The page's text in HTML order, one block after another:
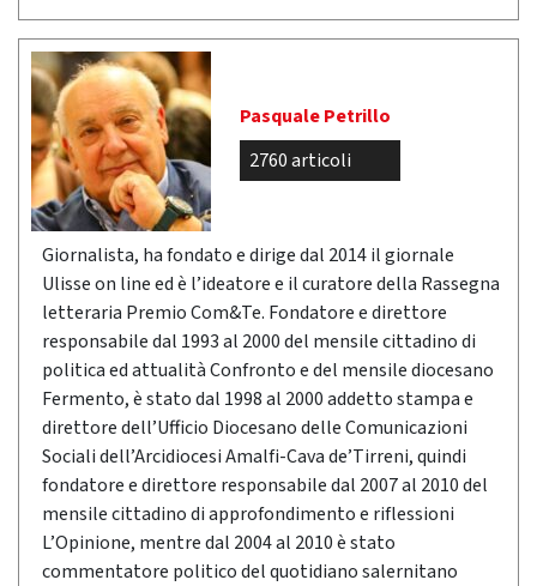
Pasquale Petrillo
2760 articoli
Giornalista, ha fondato e dirige dal 2014 il giornale
Ulisse on line ed è l’ideatore e il curatore della Rassegna
letteraria Premio Com&Te. Fondatore e direttore
responsabile dal 1993 al 2000 del mensile cittadino di
politica ed attualità Confronto e del mensile diocesano
Fermento, è stato dal 1998 al 2000 addetto stampa e
direttore dell’Ufficio Diocesano delle Comunicazioni
Sociali dell’Arcidiocesi Amalfi-Cava de’Tirreni, quindi
fondatore e direttore responsabile dal 2007 al 2010 del
mensile cittadino di approfondimento e riflessioni
L’Opinione, mentre dal 2004 al 2010 è stato
commentatore politico del quotidiano salernitano